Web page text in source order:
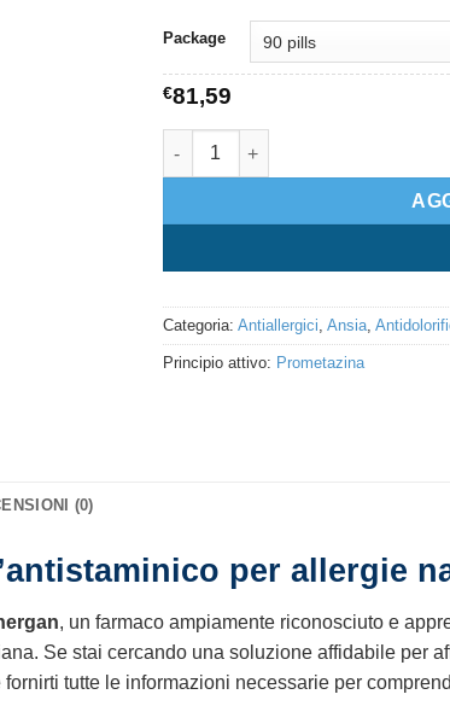
Package
€81,59
Phenergan quantità
Categoria: Antiallergici, Ansia,
Principio attivo: Prometazina
(0)
per allergie
, un farmaco ampiamente riconosciuto e
Se stai cercando una soluzione affidabile per
tutte le informazioni necessarie per